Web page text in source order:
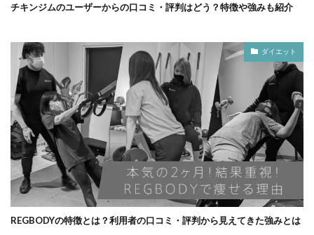
チキンジムのユーザーからの口コミ・評判はどう？特徴や強みも紹介
ダイエット
REGBODYの特徴とは？利用者の口コミ・評判から見えてきた強みとは